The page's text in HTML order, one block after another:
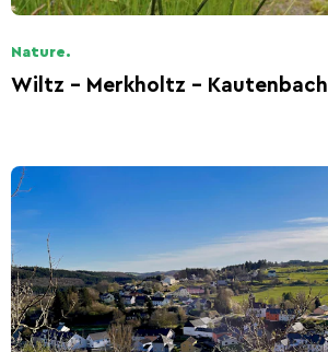
Nature.
Wiltz - Merkholtz - Kautenbach